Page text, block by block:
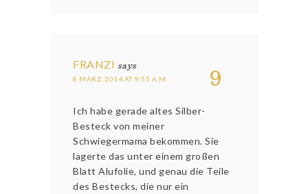
9
FRANZI says
8 MÄRZ, 2014 AT 9:55 A.M.
Ich habe gerade altes Silber-
Besteck von meiner
Schwiegermama bekommen. Sie
lagerte das unter einem großen
Blatt Alufolie, und genau die Teile
des Bestecks, die nur ein